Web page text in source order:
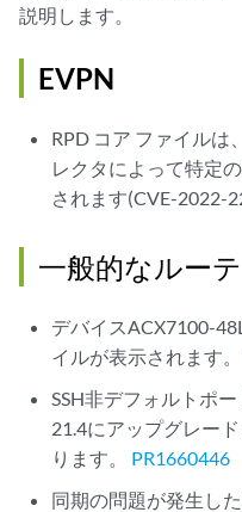
説明します。
EVPN
RPD コア ファイルは
レクタによって特定
されます(CVE-2022-
一般的なルー
デバイスACX7100-
イルが表示されます。
SSH非デフォルトポ
21.4にアップグレー
ります。 PR1660446
同期の問題が発生し